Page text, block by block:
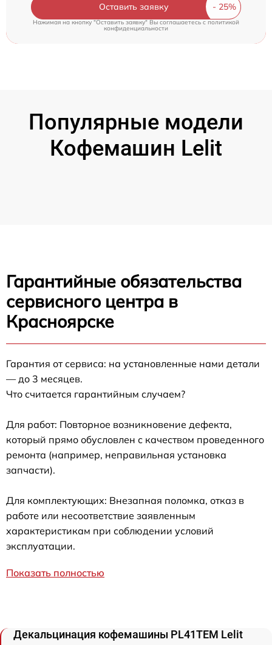
Оставить заявку
Нажимая на кнопку "Оставить заявку" Вы соглашаетесь cполитикой
конфиденциальности
Популярные модели
Кофемашин Lelit
Гарантийные обязательства
сервисного центра в
Красноярске
Гарантия от сервиса: на установленные нами детали
— до 3 месяцев.
Что считается гарантийным случаем?
Для работ: Повторное возникновение дефекта,
который прямо обусловлен с качеством проведенного
ремонта (например, неправильная установка
запчасти).
Для комплектующих: Внезапная поломка, отказ в
работе или несоответствие заявленным
характеристикам при соблюдении условий
эксплуатации.
Показать полностью
Декальцинация кофемашины PL41TEM Lelit